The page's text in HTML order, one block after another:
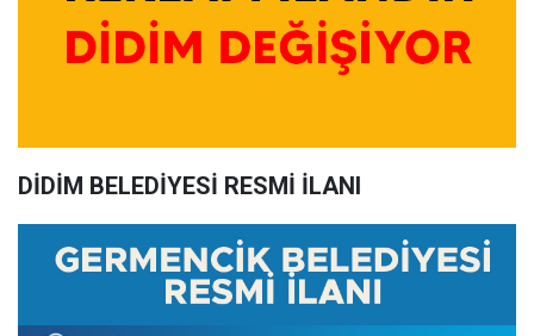
DİDİM BELEDİYESİ RESMİ İLANI